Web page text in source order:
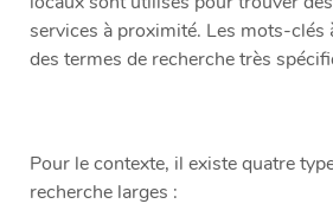
services à proximité. Les mots-clés
des termes de recherche très
Pour le contexte, il existe quatre
recherche larges :